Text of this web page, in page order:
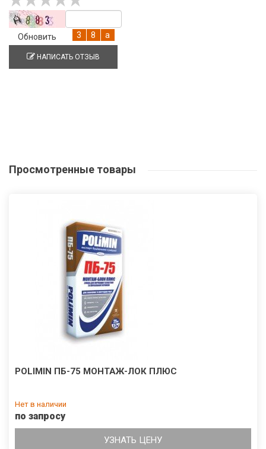
Обновить
НАПИСАТЬ ОТЗЫВ
Просмотренные товары
POLIMIN ПБ-75 МОНТАЖ-ЛОК ПЛЮС
Нет в наличии
по запросу
УЗНАТЬ ЦЕНУ